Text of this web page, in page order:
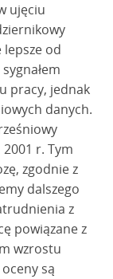
ujęciu
lepsze od
pracy, jednak
danych.
r. Tym
zgodnie z
dalszego
z
powiązane z
wzrostu
są